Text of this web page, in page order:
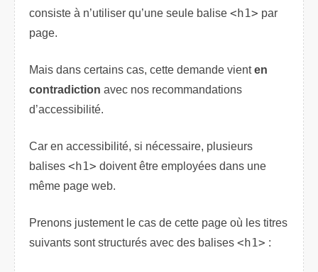
consiste à n’utiliser qu’une seule balise <h1> par
page.
Mais dans certains cas, cette demande vienten
contradiction avec nos recommandations
d’accessibilité.
Car en accessibilité, si nécessaire, plusieurs
balises <h1> doivent être employées dans une
même page web.
Prenons justement le cas de cette page où les titres
suivants sont structurés avec des balises <h1> :